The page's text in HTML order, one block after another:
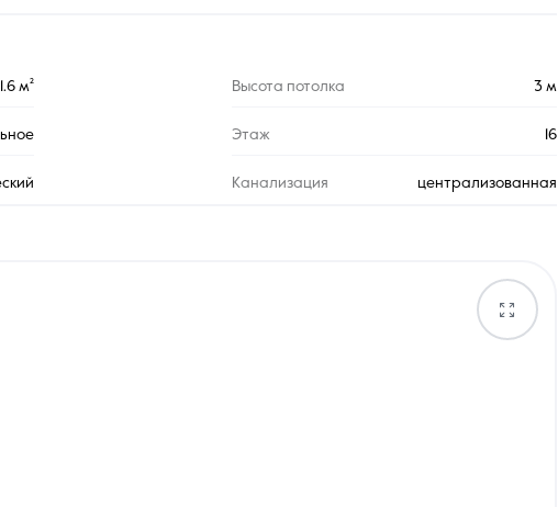
м² Высота потолка 3 м
Этаж 16
Канализация централизованная